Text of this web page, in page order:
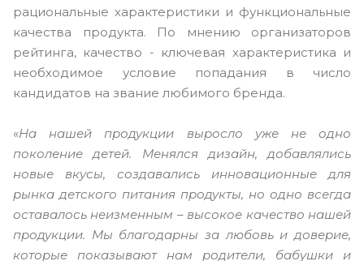
рациональные характеристики и функциональные
качества продукта. По мнению организаторов
рейтинга, качество - ключевая характеристика и
необходимое условие попадания в число
кандидатов на звание любимого бренда.
«На нашей продукции выросло уже не одно
поколение детей. Менялся дизайн, добавлялись
новые вкусы, создавались инновационные для
рынка детского питания продукты, но одно всегда
оставалось неизменным – высокое качество нашей
продукции. Мы благодарны за любовь и доверие,
которые показывают нам родители, бабушки и